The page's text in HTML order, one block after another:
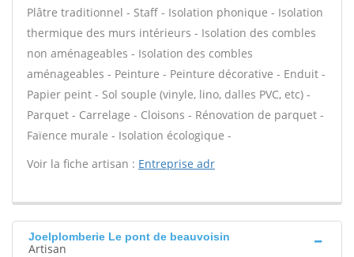
Plâtre traditionnel - Staff - Isolation phonique - Isolation
thermique des murs intérieurs - Isolation des combles
non aménageables - Isolation des combles
aménageables - Peinture - Peinture décorative - Enduit -
Papier peint - Sol souple (vinyle, lino, dalles PVC, etc) -
Parquet - Carrelage - Cloisons - Rénovation de parquet -
Faïence murale - Isolation écologique -
Voir la fiche artisan : Entreprise adr
Joelplomberie Le pont de beauvoisin
Artisan